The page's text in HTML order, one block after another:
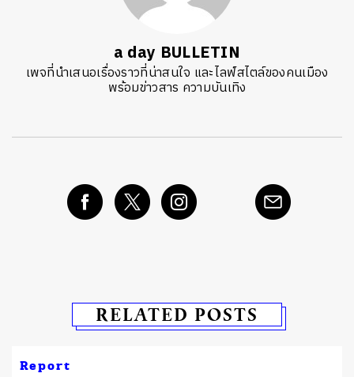
a day BULLETIN
เพจที่นำเสนอเรื่องราวที่น่าสนใจ และไลฟ์สไตล์ของคนเมือง
พร้อมข่าวสาร ความบันเทิง
RELATED POSTS
Report